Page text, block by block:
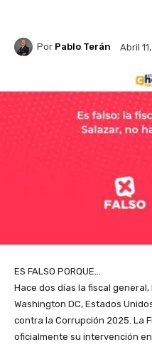
Por Pablo Terán Abril
ES FALSO PORQUE…
Hace dos días la fiscal
Washington DC, Estados
contra la Corrupción 2025. La
oficialmente su intervención